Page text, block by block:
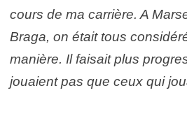
cours de ma carrière. A
Braga, on était tous
manière. Il faisait plus
jouaient pas que ceux qui